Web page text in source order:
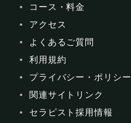
コース・料金
アクセス
よくあるご質問
利用規約
プライバシー・ポリシー
関連サイトリンク
セラピスト採用情報